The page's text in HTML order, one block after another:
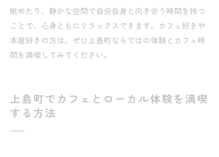
眺めたり、静かな空間で自分自身と向き合う時間を持つ
ことで、心身ともにリラックスできます。カフェ好きや
本屋好きの方は、ぜひ上島町ならではの体験とカフェ時
間を満喫してみてください。
上島町でカフェとローカル体験を満喫
する方法